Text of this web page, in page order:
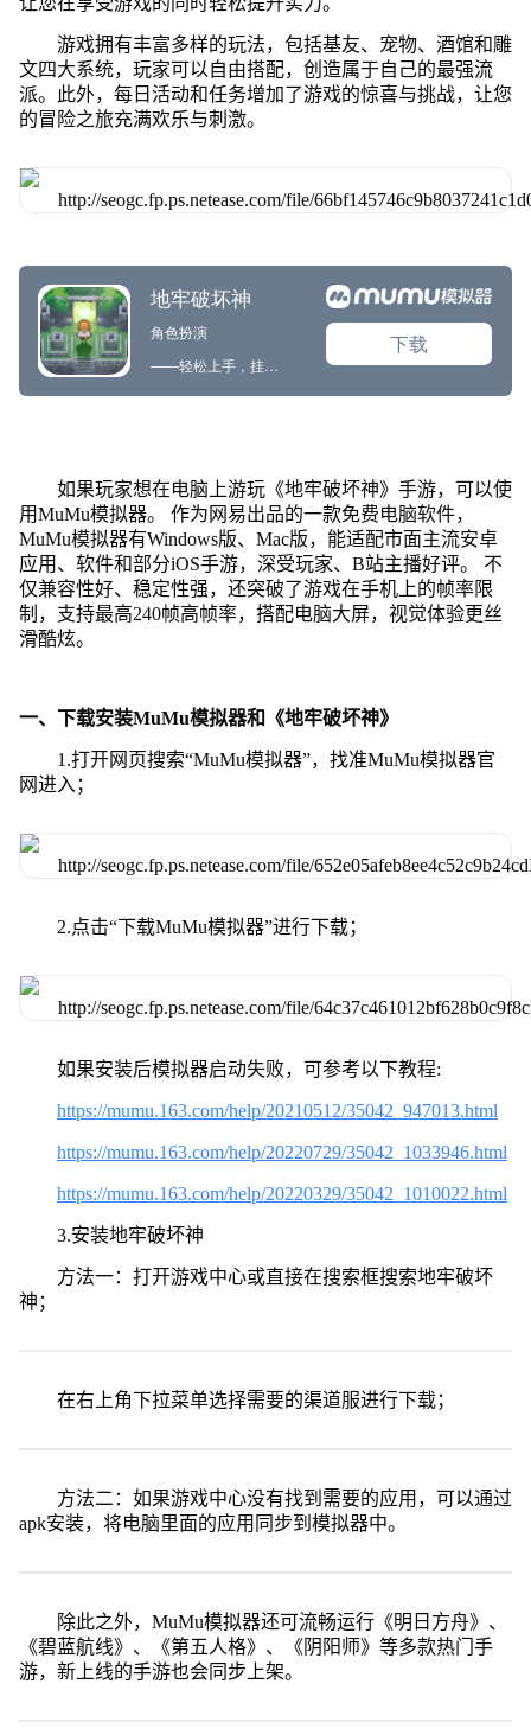
游戏拥有丰富多样的玩法，包括基友、宠物、酒馆和雕
文四大系统，玩家可以自由搭配，创造属于自己的最强流
派。此外，每日活动和任务增加了游戏的惊喜与挑战，让您
的冒险之旅充满欢乐与刺激。
如果玩家想在电脑上游玩《地牢破坏神》手游，可以使
用MuMu模拟器。 作为网易出品的一款免费电脑软件，
MuMu模拟器有Windows版、Mac版，能适配市面主流安卓
应用、软件和部分iOS手游，深受玩家、B站主播好评。 不
仅兼容性好、稳定性强，还突破了游戏在手机上的帧率限
制，支持最高240帧高帧率，搭配电脑大屏，视觉体验更丝
滑酷炫。
一、下载安装MuMu模拟器和《地牢破坏神》
1.打开网页搜索“MuMu模拟器”，找准MuMu模拟器官
网进入；
2.点击“下载MuMu模拟器”进行下载；
如果安装后模拟器启动失败，可参考以下教程:
https://mumu.163.com/help/20210512/35042_947013.html
https://mumu.163.com/help/20220729/35042_1033946.html
https://mumu.163.com/help/20220329/35042_1010022.html
3.安装地牢破坏神
方法一：打开游戏中心或直接在搜索框搜索地牢破坏
神；
在右上角下拉菜单选择需要的渠道服进行下载；
方法二：如果游戏中心没有找到需要的应用，可以通过
apk安装，将电脑里面的应用同步到模拟器中。
除此之外，MuMu模拟器还可流畅运行《明日方舟》、
《碧蓝航线》、《第五人格》、《阴阳师》等多款热门手
游，新上线的手游也会同步上架。